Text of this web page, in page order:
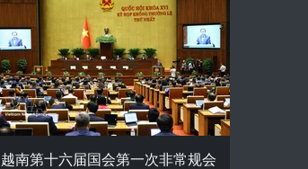
越南第十六届国会第一次非常规会